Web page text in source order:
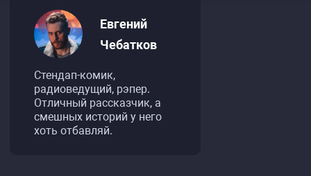
Евгений
Чебатков
Стендап-комик,
радиоведущий, рэпер.
Отличный рассказчик, а
смешных историй у него
хоть отбавляй.